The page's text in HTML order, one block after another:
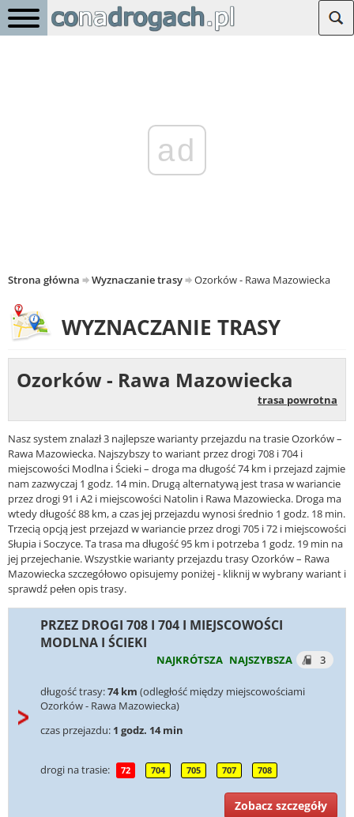
ad
Strona główna Wyznaczanie trasy Ozorków - Rawa Mazowiecka
WYZNACZANIE TRASY
Ozorków - Rawa Mazowiecka
trasa powrotna
Nasz system znalazł 3 najlepsze warianty przejazdu na trasie Ozorków –
Rawa Mazowiecka. Najszybszy to wariant przez drogi 708 i 704 i
miejscowości Modlna i Ścieki – droga ma długość 74 km i przejazd zajmie
nam zazwyczaj 1 godz. 14 min. Drugą alternatywą jest trasa w wariancie
przez drogi 91 i A2 i miejscowości Natolin i Rawa Mazowiecka. Droga ma
wtedy długość 88 km, a czas jej przejazdu wynosi średnio 1 godz. 18 min.
Trzecią opcją jest przejazd w wariancie przez drogi 705 i 72 i miejscowości
Słupia i Soczyce. Ta trasa ma długość 95 km i potrzeba 1 godz. 19 min na
jej przejechanie. Wszystkie warianty przejazdu trasy Ozorków – Rawa
Mazowiecka szczegółowo opisujemy poniżej - kliknij w wybrany wariant i
sprawdź pełen opis trasy.
PRZEZ DROGI 708 I 704 I MIEJSCOWOŚCI
MODLNA I ŚCIEKI
NAJKRÓTSZA NAJSZYBSZA 3
długość trasy:74 km (odległość między miejscowościami
Ozorków - Rawa Mazowiecka)
czas przejazdu: 1 godz. 14 min
drogi na trasie: 72 704 705 707 708
Zobacz szczegóły